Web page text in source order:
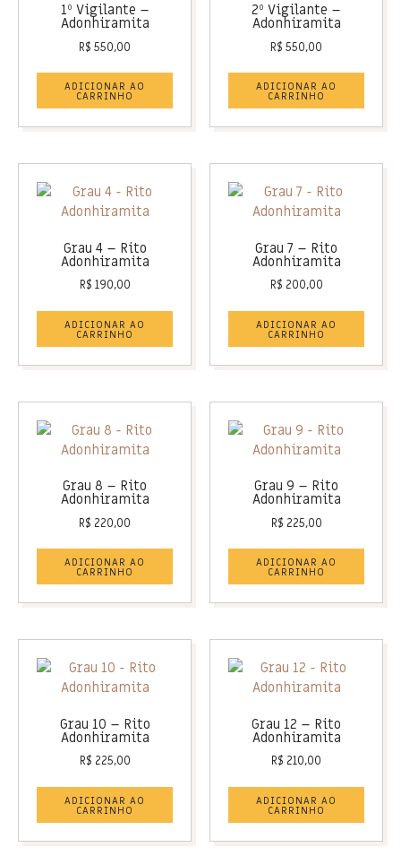
1º Vigilante –
Adonhiramita
R$ 550,00
ADICIONAR AO
CARRINHO
2º Vigilante –
Adonhiramita
R$ 550,00
ADICIONAR AO
CARRINHO
Grau 4 – Rito
Adonhiramita
R$ 190,00
ADICIONAR AO
CARRINHO
Grau 7 – Rito
Adonhiramita
R$ 200,00
ADICIONAR AO
CARRINHO
Grau 8 – Rito
Adonhiramita
R$ 220,00
ADICIONAR AO
CARRINHO
Grau 9 – Rito
Adonhiramita
R$ 225,00
ADICIONAR AO
CARRINHO
Grau 10 – Rito
Adonhiramita
R$ 225,00
ADICIONAR AO
CARRINHO
Grau 12 – Rito
Adonhiramita
R$ 210,00
ADICIONAR AO
CARRINHO